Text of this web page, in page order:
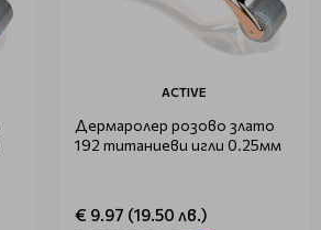
ACTIVE
Дермаролер розово злато
192 титаниеви игли 0.25мм
€ 9.97 (19.50 лв.)